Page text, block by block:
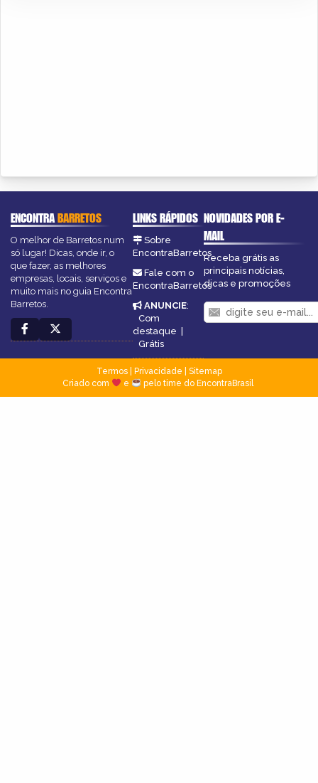
ENCONTRABARRETOS
O melhor de Barretos num
só lugar! Dicas, onde ir, o
que fazer, as melhores
empresas, locais, serviços e
muito mais no guia Encontra
Barretos.
LINKS RÁPIDOS
Sobre
EncontraBarretos
Fale com o
EncontraBarretos
ANUNCIE:
Com
destaque |
Grátis
NOVIDADES POR E-
MAIL
Receba grátis as
principais notícias,
dicas e promoções
Termos| Privacidade
Sitemap
Criado com
e pelo time do EncontraBrasil